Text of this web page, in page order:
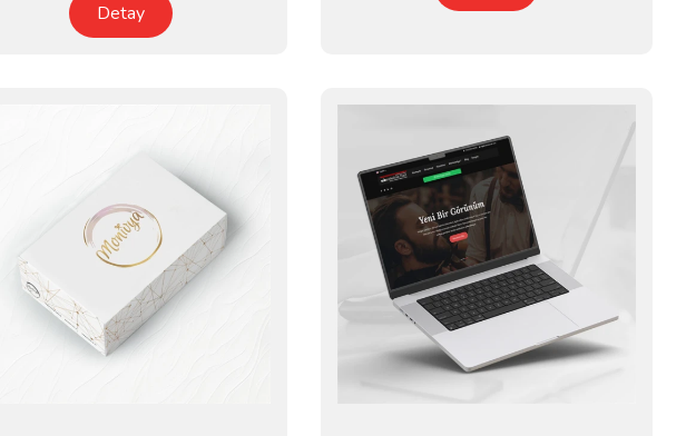
Detay